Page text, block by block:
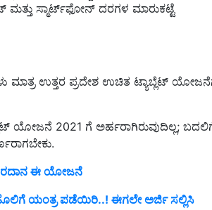
ಮಾತ್ರ ಉತ್ತರ ಪ್ರದೇಶ ಉಚಿತ ಟ್ಯಾಬ್ಲೆಟ್ ಯೋಜನೆಗೆ
ಯೋಜನೆ 2021 ಗೆ ಅರ್ಹರಾಗಿರುವುದಿಲ್ಲ; ಬದಲಿಗೆ,
ಈ ಯೋಜನೆ
ಯಂತ್ರ ಪಡೆಯಿರಿ..! ಈಗಲೇ ಅರ್ಜಿ ಸಲ್ಲಿಸಿ